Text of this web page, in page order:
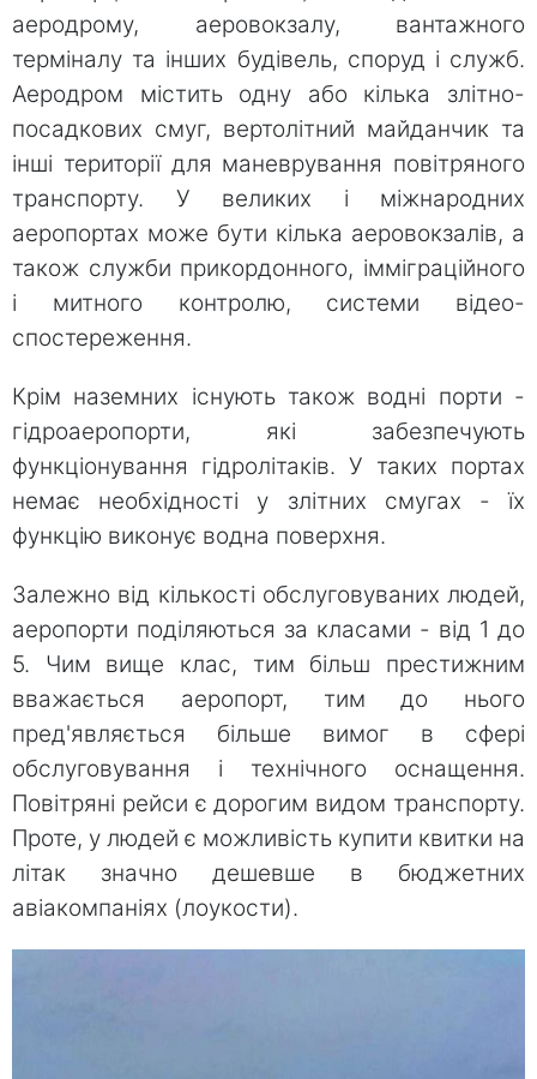
аеродрому, аеровокзалу, вантажного
терміналу та інших будівель, споруд і служб.
Аеродром містить одну або кілька злітно-
посадкових смуг, вертолітний майданчик та
інші території для маневрування повітряного
транспорту. У великих і міжнародних
аеропортах може бути кілька аеровокзалів, а
також служби прикордонного, імміграційного
і митного контролю, системи відео-
спостереження.
Крім наземних існують також водні порти -
гідроаеропорти, які забезпечують
функціонування гідролітаків. У таких портах
немає необхідності у злітних смугах - їх
функцію виконує водна поверхня.
Залежно від кількості обслуговуваних людей,
аеропорти поділяються за класами - від 1 до
5. Чим вище клас, тим більш престижним
вважається аеропорт, тим до нього
пред'являється більше вимог в сфері
обслуговування і технічного оснащення.
Повітряні рейси є дорогим видом транспорту.
Проте, у людей є можливість купити квитки на
літак значно дешевше в бюджетних
авіакомпаніях (лоукости).